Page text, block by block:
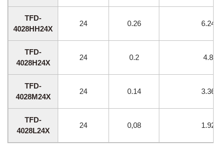
TFD-
4028HH24X
24 0.26 6.24
TFD-
4028H24X
24 0.2 4.8
TFD-
4028M24X
24 0.14 3.36
TFD-
4028L24X
24 0,08 1.92